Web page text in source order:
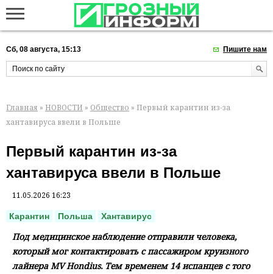
Сб, 08 августа, 15:13 Пишите нам
Главная » НОВОСТИ » Общество » Первый карантин из-за
хантавируса ввели в Польше
Первый карантин из-за
хантавируса ввели в Польше
11.05.2026 16:23
Карантин Польша Хантавирус
Под медицинское наблюдение отправили человека,
который мог контактировать с пассажиром круизного
лайнера MV Hondius. Тем временем 14 испанцев с того